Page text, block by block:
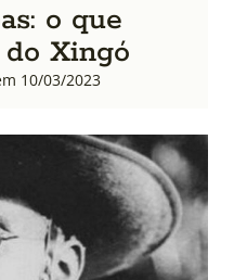
o que
Xingó
10/03/2023